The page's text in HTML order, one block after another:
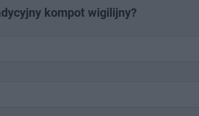
kompot wigilijny?